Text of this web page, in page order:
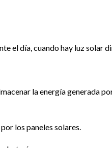
el día, cuando hay luz solar
la energía generada
los paneles solares.